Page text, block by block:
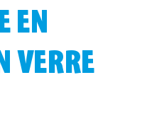
EN
VERRE